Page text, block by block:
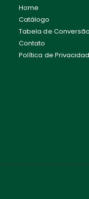
Home
Catálogo
Tabela de Conversão
Contato
Política de